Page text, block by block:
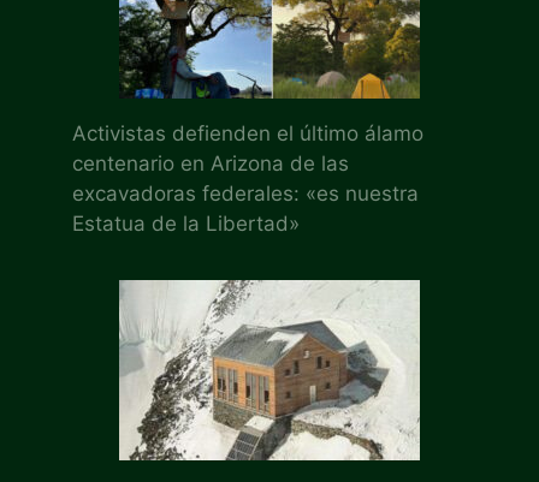
Activistas defienden el último álamo
centenario en Arizona de las
excavadoras federales: «es nuestra
Estatua de la Libertad»